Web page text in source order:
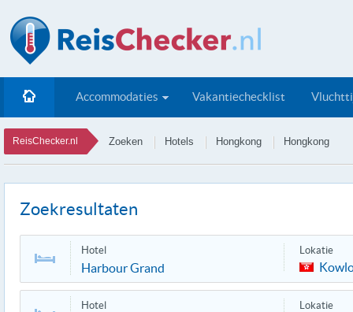
Accommodaties Vakantiechecklist
ReisChecker.nl Zoeken Hotels Hongkong Hongkong
Zoekresultaten
Hotel
Harbour Grand
Lokatie
Hotel Lokatie